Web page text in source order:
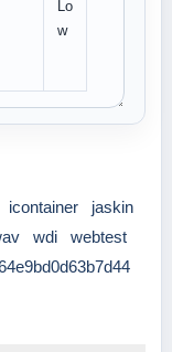
Lo
w
icontainer
jaskin
wdi
webtest